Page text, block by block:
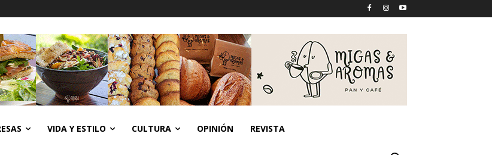
VIDA Y ESTILO CULTURA OPINIÓN REVISTA